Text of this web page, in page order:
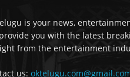
is your news,
you with the latest
from the entertainment
us: